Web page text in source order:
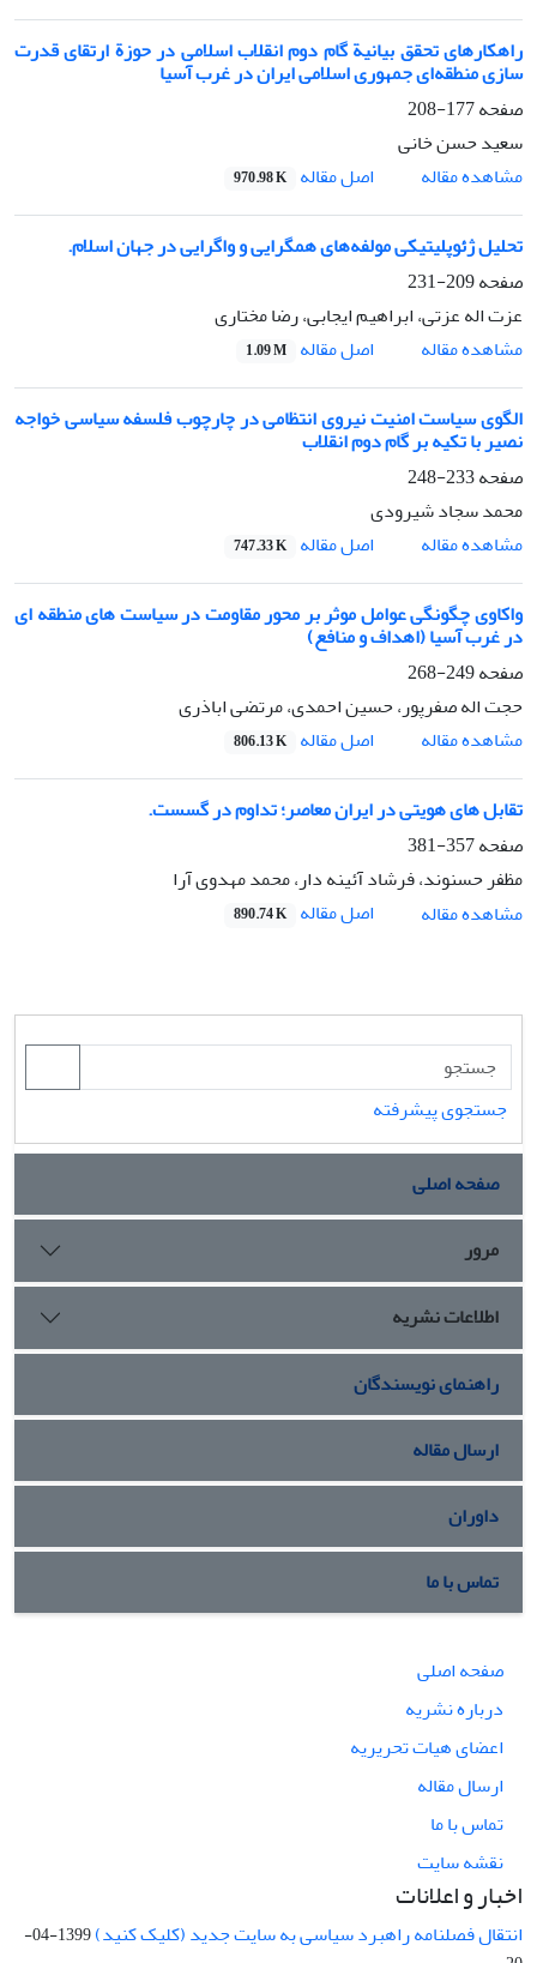
راهکارهای تحقق بیانیة گام دوم انقلاب اسلامی در حوزة ارتقای قدرت
‌سازی منطقه‌ای جمهوری اسلامی ایران در غرب آسیا
صفحه177-208
سعید حسن خانی
مشاهده مقاله
اصل مقاله 970.98 K
تحلیل ژئوپلیتیکی مولفه‌های همگرایی و واگرایی در جهان اسلام.
صفحه209-231
عزت اله عزتی، ابراهیم ایجابی، رضا مختاری
مشاهده مقاله
اصل مقاله 1.09 M
الگوی سیاست امنیت نیروی انتظامی در چارچوب فلسفه سیاسی خواجه
نصیر با تکیه بر گام دوم انقلاب
صفحه233-248
محمد سجاد شیرودی
مشاهده مقاله
اصل مقاله 747.33 K
واکاوی چگونگی عوامل موثر بر محور مقاومت در سیاست های منطقه ای
در غرب آسیا (اهداف و منافع)
صفحه249-268
حجت اله صفرپور، حسین احمدی، مرتضی اباذری
مشاهده مقاله
اصل مقاله 806.13 K
تقابل های هویتی در ایران معاصر؛ تداوم در گسست.
صفحه357-381
مظفر حسنوند، فرشاد آئینه دار، محمد مهدوی آرا
مشاهده مقاله
اصل مقاله 890.74 K
جستجوی پیشرفته
صفحه اصلی
مرور
اطلاعات نشریه
راهنمای نویسندگان
ارسال مقاله
داوران
تماس با ما
صفحه اصلی
درباره نشریه
اعضای هیات تحریریه
ارسال مقاله
تماس با ما
نقشه سایت
اخبار و اعلانات
انتقال فصلنامه راهبرد سیاسی به سایت جدید (کلیک کنید)
1399-04-